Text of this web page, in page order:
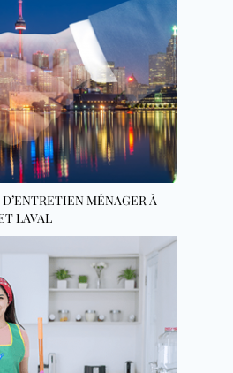
MÉNAGER À
LAVAL